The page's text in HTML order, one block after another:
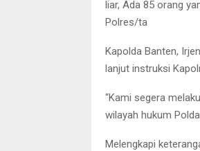
liar, Ada 85 orang
Polres/ta
Kapolda Banten,
lanjut instruksi
“Kami segera
wilayah hukum
Melengkapi